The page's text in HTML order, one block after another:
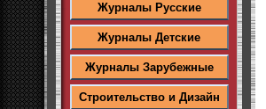
Журналы Русские
Журналы Детские
Журналы Зарубежные
Строительство и Дизайн